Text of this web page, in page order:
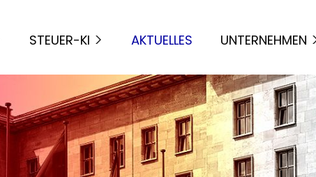
STEUER-KI AKTUELLES UNTERNEHMEN